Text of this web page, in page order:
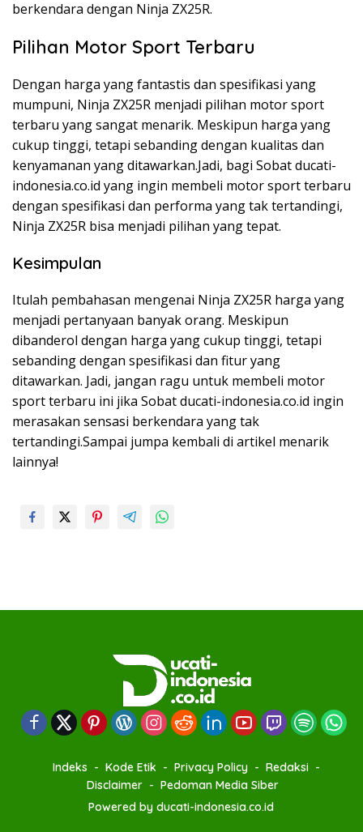
berkendara dengan Ninja ZX25R.
Pilihan Motor Sport Terbaru
Dengan harga yang fantastis dan spesifikasi yang
mumpuni, Ninja ZX25R menjadi pilihan motor sport
terbaru yang sangat menarik. Meskipun harga yang
cukup tinggi, tetapi sebanding dengan kualitas dan
kenyamanan yang ditawarkan.Jadi, bagi Sobat ducati-
indonesia.co.id yang ingin membeli motor sport terbaru
dengan spesifikasi dan performa yang tak tertandingi,
Ninja ZX25R bisa menjadi pilihan yang tepat.
Kesimpulan
Itulah pembahasan mengenai Ninja ZX25R harga yang
menjadi pertanyaan banyak orang. Meskipun
dibanderol dengan harga yang cukup tinggi, tetapi
sebanding dengan spesifikasi dan fitur yang
ditawarkan. Jadi, jangan ragu untuk membeli motor
sport terbaru ini jika Sobat ducati-indonesia.co.id ingin
merasakan sensasi berkendara yang tak
tertandingi.Sampai jumpa kembali di artikel menarik
lainnya!
Indeks Kode Etik Privacy Policy
Redaksi
Disclaimer
Pedoman Media Siber
Powered by ducati-indonesia.co.id